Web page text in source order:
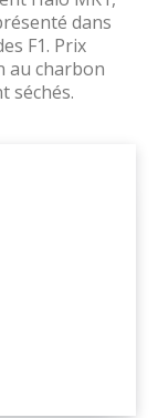
dans
F1. Prix
au charbon
séchés.